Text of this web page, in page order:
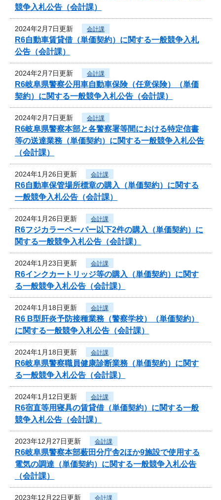
競争入札公告（会計課）
2024年2月7日更新 会計課
R6自動車賃貸借（単価契約）に関する一般競争入札
公告（会計課）
2024年2月7日更新 会計課
R6岐阜県警察公用車自動車保険（任意保険）（単価
契約）に関する一般競争入札公告（会計課）
2024年2月7日更新 会計課
R6岐阜県警察本部と各警察署等間における特定信書
等の送達業務（単価契約）に関する一般競争入札公告
（会計課）
2024年1月26日更新 会計課
R6自動車保管場所標章の購入（単価契約）に関する
一般競争入札公告（会計課）
2024年1月26日更新 会計課
R6フジカラーペーパー以下2件の購入（単価契約）に
関する一般競争入札公告（会計課）
2024年1月23日更新 会計課
R6インクカートリッジ等の購入（単価契約）に関す
る一般競争入札公告（会計課）
2024年1月18日更新 会計課
R6 B型肝炎予防接種業務（警察学校）（単価契約）
に関する一般競争入札公告（会計課）
2024年1月18日更新 会計課
R6岐阜県警察職員健康診断業務（単価契約）に関す
る一般競争入札公告（会計課）
2024年1月12日更新 会計課
R6宿直等用寝具の賃貸借（単価契約）に関する一般
競争入札公告（会計課）
2023年12月27日更新 会計課
R6岐阜県警察本部薮田分庁舎2ほか9施設で使用する
電気の調達（単価契約）に関する一般競争入札公告
（会計課）
2023年12月22日更新 会計課